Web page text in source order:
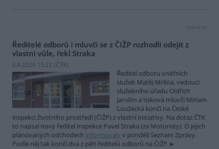
reklama
Ředitelé odborů i mluvčí se z ČIŽP rozhodli odejít z
vlastní vůle, řekl Straka
6.8.2026 15:22 (ČTK)
Ředitel odboru vnitřních
služeb Matěj Mrlina, vedoucí
služebního úřadu Oldřich
Jarolím a tisková mluvčí Miriam
Loužecká končí na České
inspekci životního prostředí (ČIŽP) z vlastní iniciativy. Na dotaz ČTK
to napsal nový ředitel inspekce Pavel Straka (za Motoristy). O jejich
plánovaných odchodech informovaly v pondělí Seznam Zprávy.
Podle něj tak končí dva z pěti ředitelů odborů na ČIŽP.